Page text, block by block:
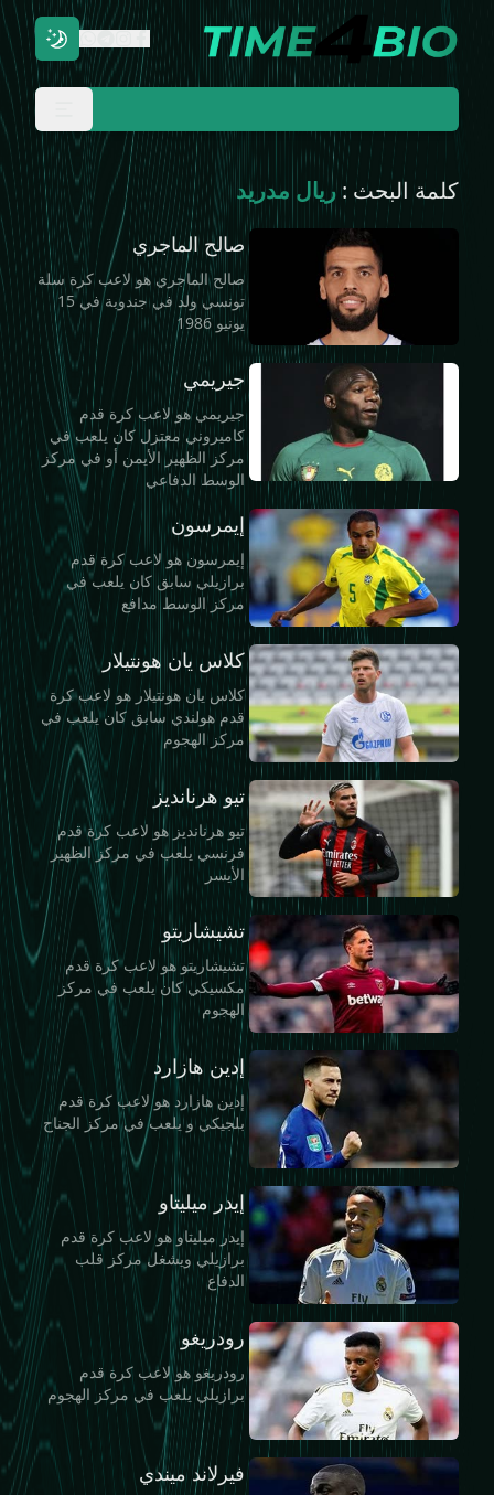
كلمة البحث :ريال مدريد
صالح الماجري
صالح الماجري هو لاعب كرة سلة
تونسي ولد في جندوبة في 15
يونيو 1986
جيريمي
جيريمي هو لاعب كرة قدم
كاميروني معتزل كان يلعب في
مركز الظهير الأيمن أو في مركز
الوسط الدفاعي
إيمرسون
إيمرسون هو لاعب كرة قدم
برازيلي سابق كان يلعب في
مركز الوسط مدافع
كلاس يان هونتيلار
كلاس يان هونتيلار هو لاعب كرة
قدم هولندي سابق كان يلعب في
مركز الهجوم
تيو هرنانديز
تيو هرنانديز هو لاعب كرة قدم
فرنسي يلعب في مركز الظهير
الأيسر
تشيشاريتو
تشيشاريتو هو لاعب كرة قدم
مكسيكي كان يلعب في مركز
الهجوم
إدين هازارد
إدين هازارد هو لاعب كرة قدم
بلجيكي و يلعب في مركز الجناح
إيدر ميليتاو
إيدر ميليتاو هو لاعب كرة قدم
برازيلي ويشغل مركز قلب
الدفاع
رودريغو
رودريغو هو لاعب كرة قدم
برازيلي يلعب في مركز الهجوم
فيرلاند ميندي